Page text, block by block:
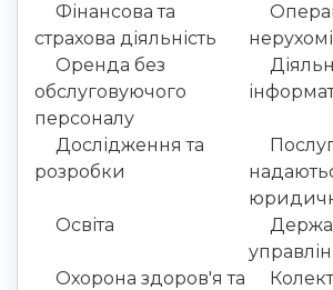
Фінансова та
страхова діяльність
Оренда без
обслуговуючого
персоналу
Дослідження та
розробки
Освіта
Охорона здоров'я та